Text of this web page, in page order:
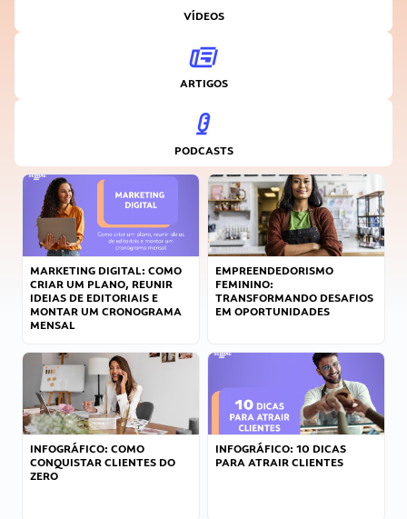
VÍDEOS
ARTIGOS
PODCASTS
MARKETING DIGITAL: COMO
CRIAR UM PLANO, REUNIR
IDEIAS DE EDITORIAIS E
MONTAR UM CRONOGRAMA
MENSAL
EMPREENDEDORISMO
FEMININO:
TRANSFORMANDO DESAFIOS
EM OPORTUNIDADES
INFOGRÁFICO: COMO
CONQUISTAR CLIENTES DO
ZERO
INFOGRÁFICO: 10 DICAS
PARA ATRAIR CLIENTES